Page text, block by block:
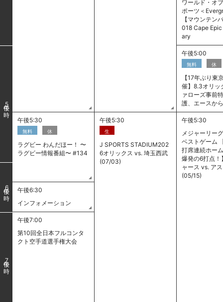
ワールド・オ
ポーツ＜
【マウンテン
018 Cape
ary
5
午後5:00
無料 休
【17年ぶり東
催】8.3オリッ
ァローズ事前
護、エースか
午後5:30
無料 休
ラグビー わんだほー！ 〜
ラグビー情報番組〜 #134
午後5:30
生
J SPORTS STADIUM202
6オリックス vs. 埼玉西武
(07/03)
午後5:30
メジャーリー
ベストゲーム
打席連続ホー
爆発の6打点！
ャース vs. ア
(05/15)
6
午後6:30
インフォメーション
7
午後7:00
第10回全日本フルコンタ
クト空手道選手権大会